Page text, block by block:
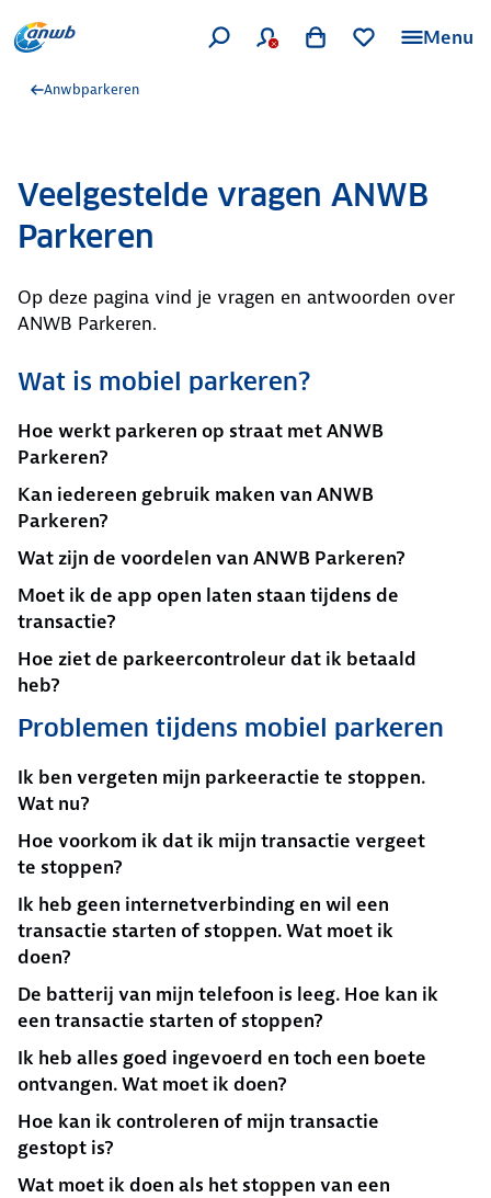
Menu
Anwbparkeren
Veelgestelde vragen ANWB
Parkeren
Op deze pagina vind je vragen en antwoorden over
ANWB Parkeren.
Wat is mobiel parkeren?
Hoe werkt parkeren op straat met ANWB
Parkeren?
Kan iedereen gebruik maken van ANWB
Parkeren?
Wat zijn de voordelen van ANWB Parkeren?
Moet ik de app open laten staan tijdens de
transactie?
Hoe ziet de parkeercontroleur dat ik betaald
heb?
Problemen tijdens mobiel parkeren
Ik ben vergeten mijn parkeeractie te stoppen.
Wat nu?
Hoe voorkom ik dat ik mijn transactie vergeet
te stoppen?
Ik heb geen internetverbinding en wil een
transactie starten of stoppen. Wat moet ik
doen?
De batterij van mijn telefoon is leeg. Hoe kan ik
een transactie starten of stoppen?
Ik heb alles goed ingevoerd en toch een boete
ontvangen. Wat moet ik doen?
Hoe kan ik controleren of mijn transactie
gestopt is?
Wat moet ik doen als het stoppen van een